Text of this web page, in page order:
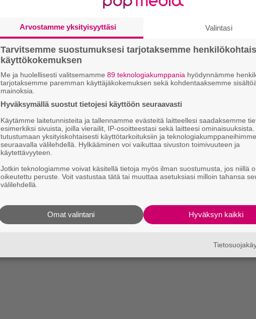
Arvostamme yksityisyyttäsi Valintasi
Tarvitsemme suostumuksesi tarjotaksemme
käyttökokemuksen
Me ja huolellisesti valitsemamme 89 teknologiakumppania hyödynnämme
tarjotaksemme paremman käyttäjäkokemuksen sekä kohdentaaksemme
mainoksia.
Hyväksymällä suostut tietojesi käyttöön seuraavasti
Käytämme laitetunnisteita ja tallennamme evästeitä laitteellesi saadaksemme
esimerkiksi sivuista, joilla vierailit, IP-osoitteestasi sekä laitteesi
tutustumaan yksityiskohtaisesti käyttötarkoituksiin ja teknologiakumppaneihimme
seuraavalla välilehdellä. Hylkääminen voi vaikuttaa sivuston toimivuuteen ja
käytettävyyteen.
Jotkin teknologiamme voivat käsitellä tietoja myös ilman suostumusta, jos niillä
oikeutettu peruste. Voit vastustaa tätä tai muuttaa asetuksiasi milloin tahansa
välilehdellä.
Hyväksyn kaikki
Omat valintani